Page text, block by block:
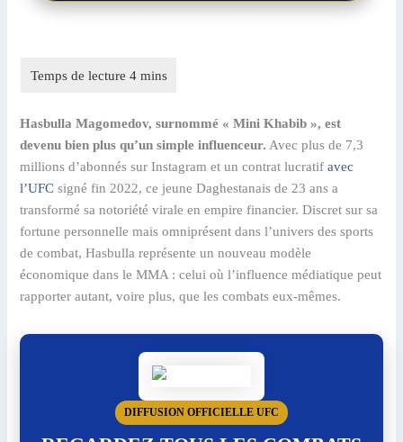
Hasbulla Magomedov, surnommé « Mini Khabib », est
devenu bien plus qu’un simple influenceur. Avec plus de 7,3
millions d’abonnés sur Instagram et un contrat lucratifavec
l’UFC signé fin 2022, ce jeune Daghestanais de 23 ans a
transformé sa notoriété virale en empire financier. Discret sur sa
fortune personnelle mais omniprésent dans l’univers des sports
de combat, Hasbulla représente un nouveau modèle
économique dans le MMA : celui où l’influence médiatique peut
rapporter autant, voire plus, que les combats eux-mêmes.
DIFFUSION OFFICIELLE UFC